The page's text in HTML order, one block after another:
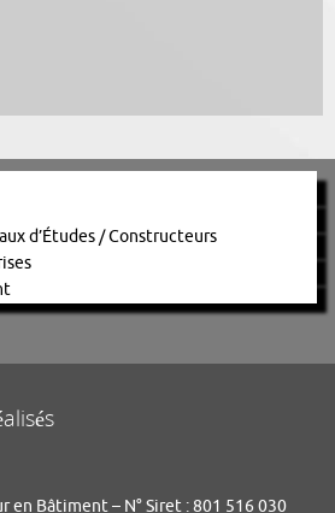
d’Études / Constructeurs
en Bâtiment – N° Siret : 801 516 030